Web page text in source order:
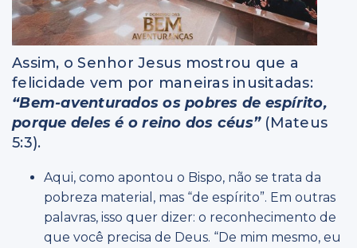
Assim, o Senhor Jesus mostrou que a
felicidade vem por maneiras inusitadas:
“Bem-aventurados os pobres de espírito,
porque deles é o reino dos céus”(Mateus
5:3).
Aqui, como apontou o Bispo, não se trata da
pobreza material, mas “de espírito”. Em outras
palavras, isso quer dizer: o reconhecimento de
que você precisa de Deus. “De mim mesmo, eu